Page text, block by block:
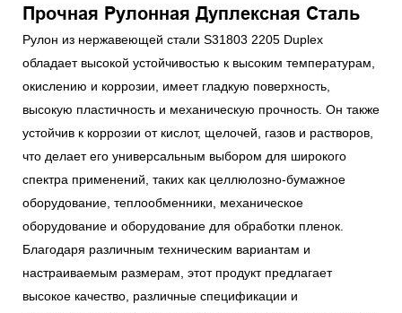
Прочная Рулонная Дуплексная Сталь
Рулон из нержавеющей стали S31803 2205 Duplex
обладает высокой устойчивостью к высоким температурам,
окислению и коррозии, имеет гладкую поверхность,
высокую пластичность и механическую прочность. Он также
устойчив к коррозии от кислот, щелочей, газов и растворов,
что делает его универсальным выбором для широкого
спектра применений, таких как целлюлозно-бумажное
оборудование, теплообменники, механическое
оборудование и оборудование для обработки пленок.
Благодаря различным техническим вариантам и
настраиваемым размерам, этот продукт предлагает
высокое качество, различные спецификации и